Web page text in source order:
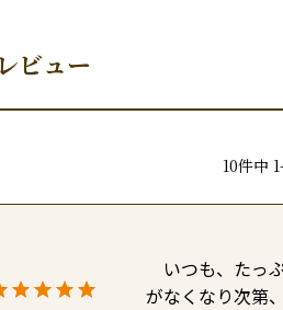
ビュー
10件中 1
いつも、たっ
がなくなり次第